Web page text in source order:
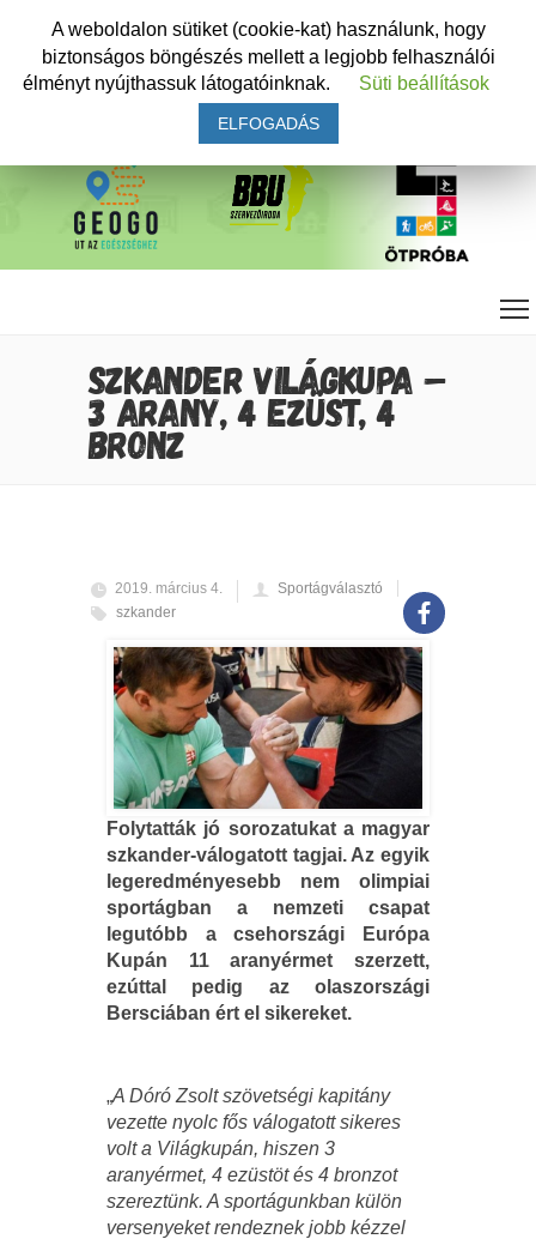
SZKANDER VILÁGKUPA –
3 ARANY, 4 EZÜST, 4
BRONZ
2019. március 4.
Sportágválasztó
szkander
Folytatták jó sorozatukat a magyar
szkander-válogatott tagjai. Az egyik
legeredményesebb nem olimpiai
sportágban a nemzeti csapat
legutóbb a csehországi Európa
Kupán 11 aranyérmet szerzett,
ezúttal pedig az olaszországi
Bersciában ért el sikereket.
„A Dóró Zsolt szövetségi kapitány
vezette nyolc fős válogatott sikeres
volt a Világkupán, hiszen 3
aranyérmet, 4 ezüstöt és 4 bronzot
szereztünk. A sportágunkban külön
versenyeket rendeznek jobb kézzel
A weboldalon sütiket (cookie-kat) használunk, hogy
biztonságos böngészés mellett a legjobb felhasználói
élményt nyújthassuk látogatóinknak.
Süti beállítások
ELFOGADÁS